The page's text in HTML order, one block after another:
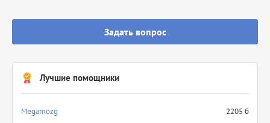
Задать вопрос
Лучшие помощники
Megamozg
2205 б